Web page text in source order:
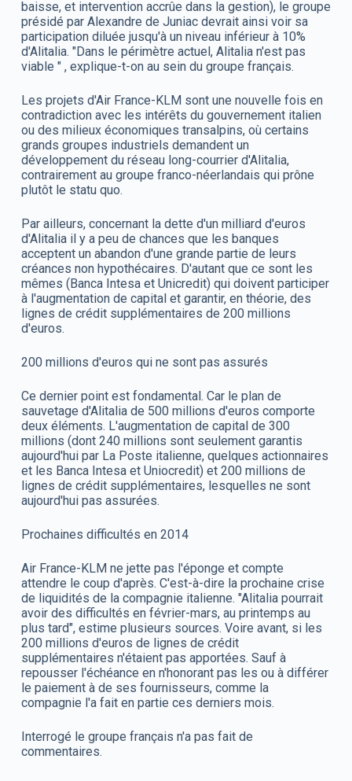
baisse, et intervention accrûe dans la gestion), le groupe
présidé par Alexandre de Juniac devrait ainsi voir sa
participation diluée jusqu'à un niveau inférieur à 10%
d'Alitalia. "Dans le périmètre actuel, Alitalia n'est pas
viable " , explique-t-on au sein du groupe français.
Les projets d'Air France-KLM sont une nouvelle fois en
contradiction avec les intérêts du gouvernement italien
ou des milieux économiques transalpins, où certains
grands groupes industriels demandent un
développement du réseau long-courrier d'Alitalia,
contrairement au groupe franco-néerlandais qui prône
plutôt le statu quo.
Par ailleurs, concernant la dette d'un milliard d'euros
d'Alitalia il y a peu de chances que les banques
acceptent un abandon d'une grande partie de leurs
créances non hypothécaires. D'autant que ce sont les
mêmes (Banca Intesa et Unicredit) qui doivent participer
à l'augmentation de capital et garantir, en théorie, des
lignes de crédit supplémentaires de 200 millions
d'euros.
200 millions d'euros qui ne sont pas assurés
Ce dernier point est fondamental. Car le plan de
sauvetage d'Alitalia de 500 millions d'euros comporte
deux éléments. L'augmentation de capital de 300
millions (dont 240 millions sont seulement garantis
aujourd'hui par La Poste italienne, quelques actionnaires
et les Banca Intesa et Uniocredit) et 200 millions de
lignes de crédit supplémentaires, lesquelles ne sont
aujourd'hui pas assurées.
Prochaines difficultés en 2014
Air France-KLM ne jette pas l'éponge et compte
attendre le coup d'après. C'est-à-dire la prochaine crise
de liquidités de la compagnie italienne. "Alitalia pourrait
avoir des difficultés en février-mars, au printemps au
plus tard", estime plusieurs sources. Voire avant, si les
200 millions d'euros de lignes de crédit
supplémentaires n'étaient pas apportées. Sauf à
repousser l'échéance en n'honorant pas les ou à différer
le paiement à de ses fournisseurs, comme la
compagnie l'a fait en partie ces derniers mois.
Interrogé le groupe français n'a pas fait de
commentaires.